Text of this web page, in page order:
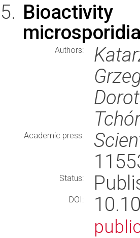
Authors:
Academic press:
Status:
DOI: